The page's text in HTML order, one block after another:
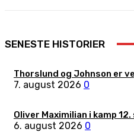
SENESTE HISTORIER
Thorslund og Johnson er
7. august 2026 0
Oliver Maximilian i kamp
6. august 2026 0